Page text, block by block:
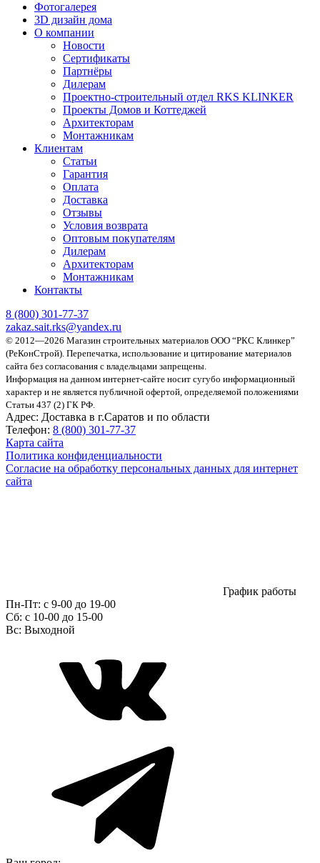
Фотогалерея
3D дизайн дома
О компании
Новости
Сертификаты
Партнёры
Дилерам
Проектно-строительный отдел RKS KLINKER
Проекты Домов и Коттеджей
Архитекторам
Монтажникам
Клиентам
Статьи
Гарантия
Оплата
Доставка
Отзывы
Условия возврата
Оптовым покупателям
Дилерам
Архитекторам
Монтажникам
Контакты
8 (800) 301-77-37
zakaz.sait.rks@yandex.ru
© 2012—2026 Магазин строительных материалов ООО “РКС Клинкер”
(РеКонСтрой). Перепечатка, использование и цитирование материалов
сайта без согласования с владельцами запрещены.
Информация на данном интернет-сайте носит сугубо информационный
характер и не является публичной офертой, определяемой положениями
Статьи 437 (2) ГК РФ.
Адрес: Доставка в г.Саратов и по области
Телефон: 8 (800) 301-77-37
Карта сайта
Политика конфиденциальности
Согласие на обработку персональных данных для интернет
сайта
График работы
Пн-Пт: с 9-00 до 19-00
Сб: c 10-00 до 15-00
Вс: Выходной